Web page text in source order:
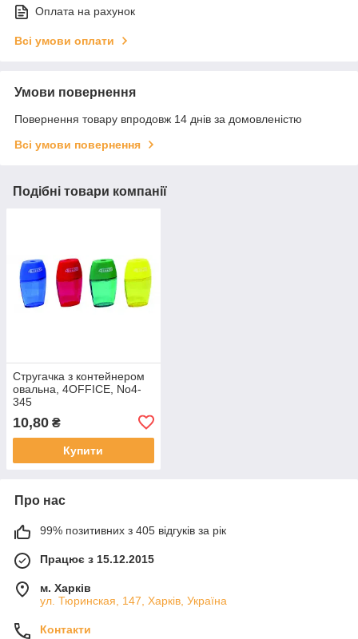
Оплата на рахунок
Всі умови оплати
Умови повернення
Повернення товару впродовж 14 днів за домовленістю
Всі умови повернення
Подібні товари компанії
Стругачка з контейнером
овальна, 4OFFICE, No4-
345
10,80 ₴
Купити
Про нас
99% позитивних з 405 відгуків за рік
Працює з 15.12.2015
м. Харків
ул. Тюринская, 147, Харків, Україна
Контакти